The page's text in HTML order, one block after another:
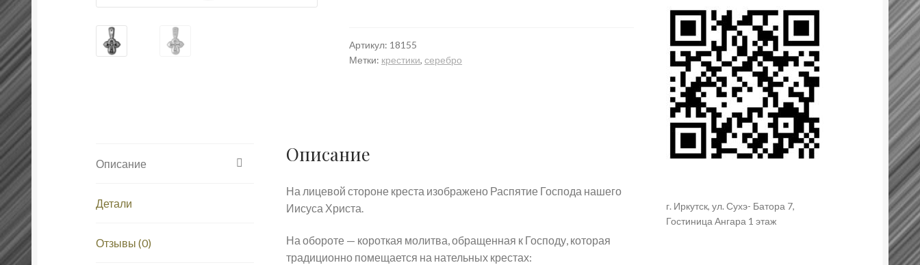
Православный
крест.
Артикул: 18155
Метки: крестики,серебро
Описание
Детали
Отзывы (0)
Описание
На лицевой стороне креста изображено Распятие Господа нашего
Иисуса Христа.
На обороте — короткая молитва, обращенная к Господу, которая
традиционно помещается на нательных крестах:
г. Иркутск, ул. Сухэ- Батора 7,
Гостиница Ангара 1 этаж